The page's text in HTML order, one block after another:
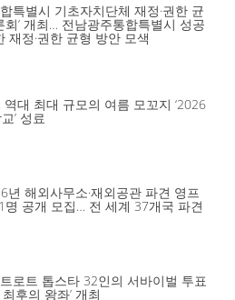
특별시 기초자치단체 재정·권한 균
회’ 개최… 전남광주통합특별시 성공
재정·권한 균형 방안 모색
역대 최대 규모의 여름 모꼬지 ‘2026
’ 성료
년 해외사무소·재외공관 파견 영프
명 공개 모집… 전 세계 37개국 파견
트로트 톱스타 32인의 서바이벌 투표
후의 왕좌’ 개최